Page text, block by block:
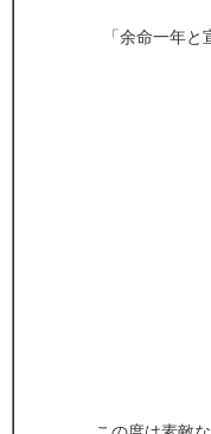
「余命一年